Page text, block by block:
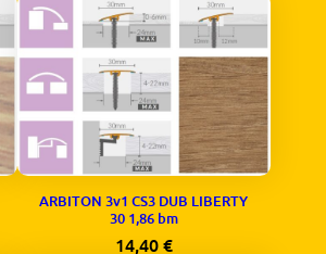
ARBITON 3v1 CS3 DUB LIBERTY
30 1,86 bm
14,40 €